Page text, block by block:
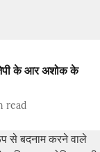
के आर अशोक के
read